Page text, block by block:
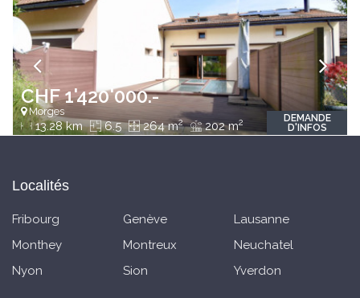
CHF 1'420'000.-
Morges
13.28 km 6.5 264 m2 202 m2
DEMANDE
D'INFOS
Localités
Fribourg Genève
Lausanne
Monthey
Montreux
Neuchatel
Nyon
Sion Yverdon